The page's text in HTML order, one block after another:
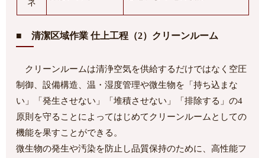
ネ
■ 清潔区域作業 仕上工程（2）クリーンルーム
クリーンルームは清浄空気を供給するだけではなく空圧
制御、設備構造、温・湿度管理や微生物を「持ち込まな
い」「発生させない」「堆積させない」「排除する」の4
原則を守ることによってはじめてクリーンルームとしての
機能を果すことができる。
微生物の発生や汚染を防止し品質保持のために、高性能フ